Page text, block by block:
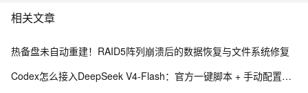
相关文章
热备盘未自动重建！RAID5阵列崩溃后的数据恢复与文件系统修复
Codex怎么接入DeepSeek V4-Flash：官方一键脚本 + 手动配置完整教程